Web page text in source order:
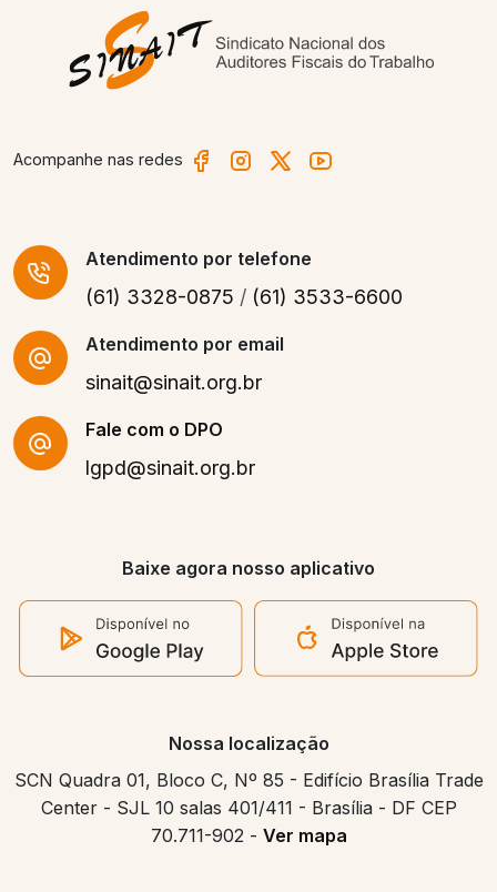
Acompanhe nas redes
Atendimento por telefone
(61) 3328-0875 / (61) 3533-6600
Atendimento por email
sinait@sinait.org.br
Fale com o DPO
lgpd@sinait.org.br
Baixe agora nosso aplicativo
Nossa localização
SCN Quadra 01, Bloco C, Nº 85 - Edifício Brasília Trade
Center - SJL 10 salas 401/411 - Brasília - DF CEP
70.711-902 - Ver mapa